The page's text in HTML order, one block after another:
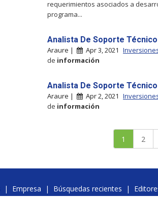
requerimientos asociados a
programa...
Analista De Soporte Técnico
Araure | Apr 3, 2021
de información
Analista De Soporte Técnico
Araure | Apr 2, 2021
de información
1 2
| Empresa | Búsquedas recientes |